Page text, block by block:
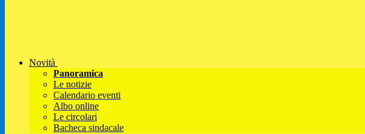
Novità
Panoramica
Le notizie
Calendario eventi
Albo online
Le circolari
Bacheca sindacale